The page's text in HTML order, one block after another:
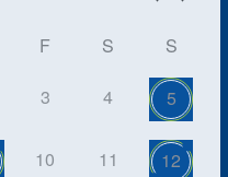
F S S
3 4 5
10 11 12